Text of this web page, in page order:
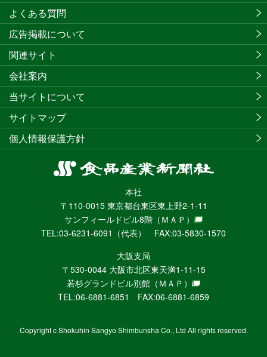
食
産
業
新
聞
社
ニ
ュ
ー
WEB
本社
〒110-0015 東京都台東区東上野2-1-11
サンフィールドビル8階 （ＭＡＰ）
TEL:03-6231-6091（代表） FAX:03-5830-1570
大阪支局
〒530-0044 大阪市北区東天満1-11-15
若杉グランドビル別館 （ＭＡＰ）
TEL:06-6881-6851 FAX:06-6881-6859
よくある質問
広告掲載について
関連サイト
会社案内
当サイトについて
サイトマップ
個人情報保護方針
Copyright c Shokuhin Sangyo Shimbunsha Co., Ltd All rights reserved.